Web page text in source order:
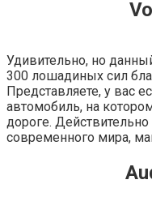
Удивительно, но
300 лошадиных сил
Представляете, у вас
автомобиль, на
дороге.
современного мира,